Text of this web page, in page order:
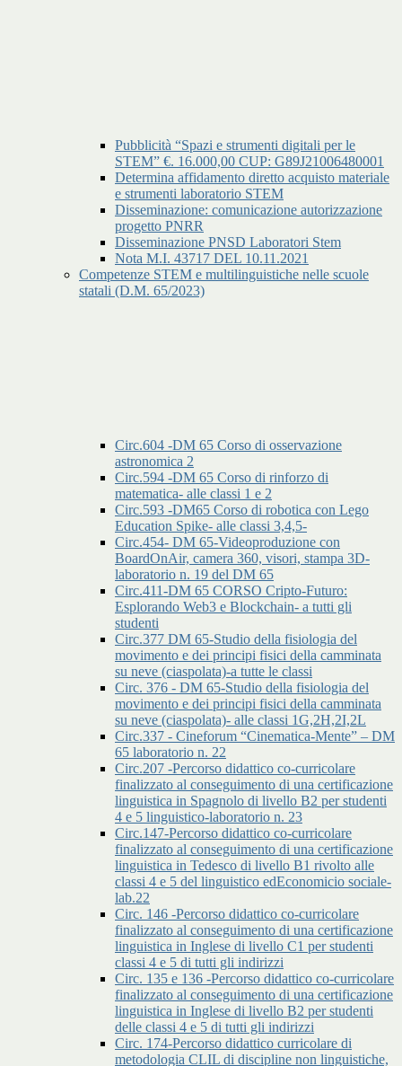
Pubblicità “Spazi e strumenti digitali per le
STEM” €. 16.000,00 CUP: G89J21006480001
Determina affidamento diretto acquisto materiale
e strumenti laboratorio STEM
Disseminazione: comunicazione autorizzazione
progetto PNRR
Disseminazione PNSD Laboratori Stem
Nota M.I. 43717 DEL 10.11.2021
Competenze STEM e multilinguistiche nelle scuole
statali (D.M. 65/2023)
Circ.604 -DM 65 Corso di osservazione
astronomica 2
Circ.594 -DM 65 Corso di rinforzo di
matematica- alle classi 1 e 2
Circ.593 -DM65 Corso di robotica con Lego
Education Spike- alle classi 3,4,5-
Circ.454- DM 65-Videoproduzione con
BoardOnAir, camera 360, visori, stampa 3D-
laboratorio n. 19 del DM 65
Circ.411-DM 65 CORSO Cripto-Futuro:
Esplorando Web3 e Blockchain- a tutti gli
studenti
Circ.377 DM 65-Studio della fisiologia del
movimento e dei principi fisici della camminata
su neve (ciaspolata)-a tutte le classi
Circ. 376 - DM 65-Studio della fisiologia del
movimento e dei principi fisici della camminata
su neve (ciaspolata)- alle classi 1G,2H,2I,2L
Circ.337 - Cineforum “Cinematica-Mente” – DM
65 laboratorio n. 22
Circ.207 -Percorso didattico co-curricolare
finalizzato al conseguimento di una certificazione
linguistica in Spagnolo di livello B2 per studenti
4 e 5 linguistico-laboratorio n. 23
Circ.147-Percorso didattico co-curricolare
finalizzato al conseguimento di una certificazione
linguistica in Tedesco di livello B1 rivolto alle
classi 4 e 5 del linguistico edEconomicio sociale-
lab.22
Circ. 146 -Percorso didattico co-curricolare
finalizzato al conseguimento di una certificazione
linguistica in Inglese di livello C1 per studenti
classi 4 e 5 di tutti gli indirizzi
Circ. 135 e 136 -Percorso didattico co-curricolare
finalizzato al conseguimento di una certificazione
linguistica in Inglese di livello B2 per studenti
delle classi 4 e 5 di tutti gli indirizzi
Circ. 174-Percorso didattico curricolare di
metodologia CLIL di discipline non linguistiche,